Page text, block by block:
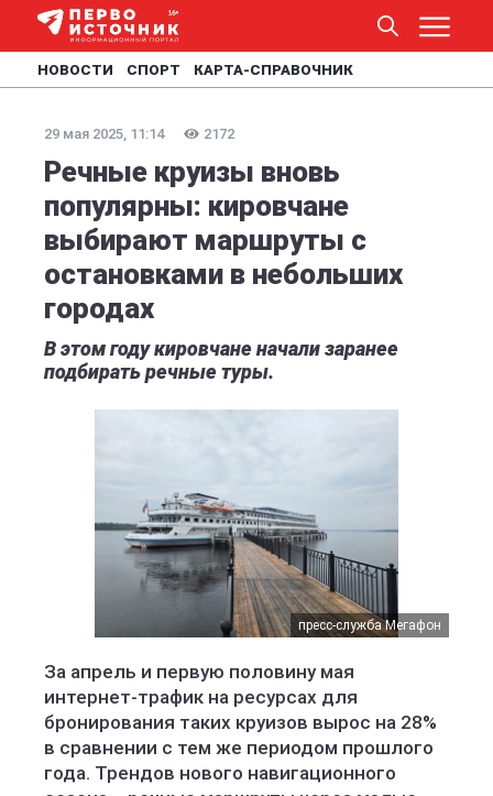
НОВОСТИ СПОРТ КАРТА-СПРАВОЧНИК
29 мая 2025, 11:14 2172
Речные круизы вновь
популярны: кировчане
выбирают маршруты с
остановками в небольших
городах
В этом году кировчане начали заранее
подбирать речные туры.
пресс-служба Мегафон
За апрель и первую половину мая
интернет-трафик на ресурсах для
бронирования таких круизов вырос на 28%
в сравнении с тем же периодом прошлого
года. Трендов нового навигационного